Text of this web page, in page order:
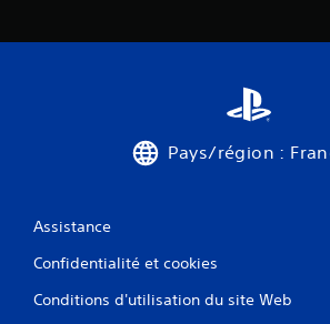
Pays/région :
Assistance
Confidentialité et cookies
Conditions d'utilisation du site Web